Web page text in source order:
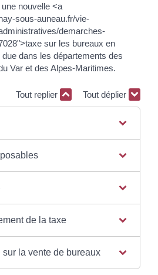
nouvelle <a
sous-auneau.fr/vie-
demarches-
sur les bureaux en
dans les départements des
Var et des Alpes-Maritimes.
Tout replier Tout déplier
de la taxe
la vente de bureaux